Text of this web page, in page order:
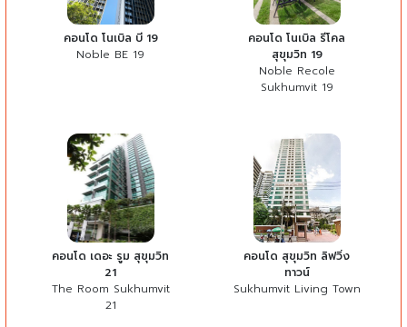
คอนโด โนเบิล บี 19
Noble BE 19
คอนโด โนเบิล รีโคล
สุขุมวิท 19
Noble Recole
Sukhumvit 19
คอนโด เดอะ รูม สุขุมวิท
21
The Room Sukhumvit
21
คอนโด สุขุมวิท ลิฟวิ่ง
ทาวน์
Sukhumvit Living Town